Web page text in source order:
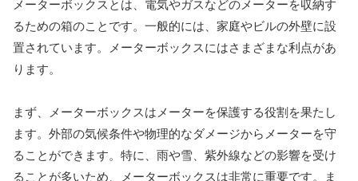
メーターボックスとは、電気やガスなどのメーターを収納す
るための箱のことです。一般的には、家庭やビルの外壁に設
置されています。メーターボックスにはさまざまな利点があ
ります。
まず、メーターボックスはメーターを保護する役割を果たし
ます。外部の気候条件や物理的なダメージからメーターを守
ることができます。特に、雨や雪、紫外線などの影響を受け
ることが多いため、メーターボックスは非常に重要です。ま